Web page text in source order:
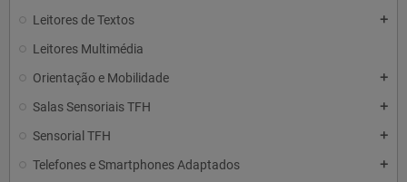
Leitores de Textos
add
Leitores Multimédia
Orientação e Mobilidade
add
Salas Sensoriais TFH add
Sensorial TFH add
Telefones e Smartphones Adaptados add